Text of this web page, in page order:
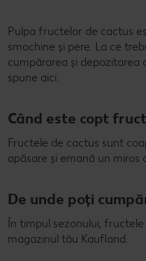
Pulpa fructelor de cactus
smochine și pere. La ce
cumpărarea și depozitarea
spune aici.
Când este copt
Fructele de cactus sunt
apăsare și emană un miros
De unde poți
În timpul sezonului,
magazinul tău Kaufland.